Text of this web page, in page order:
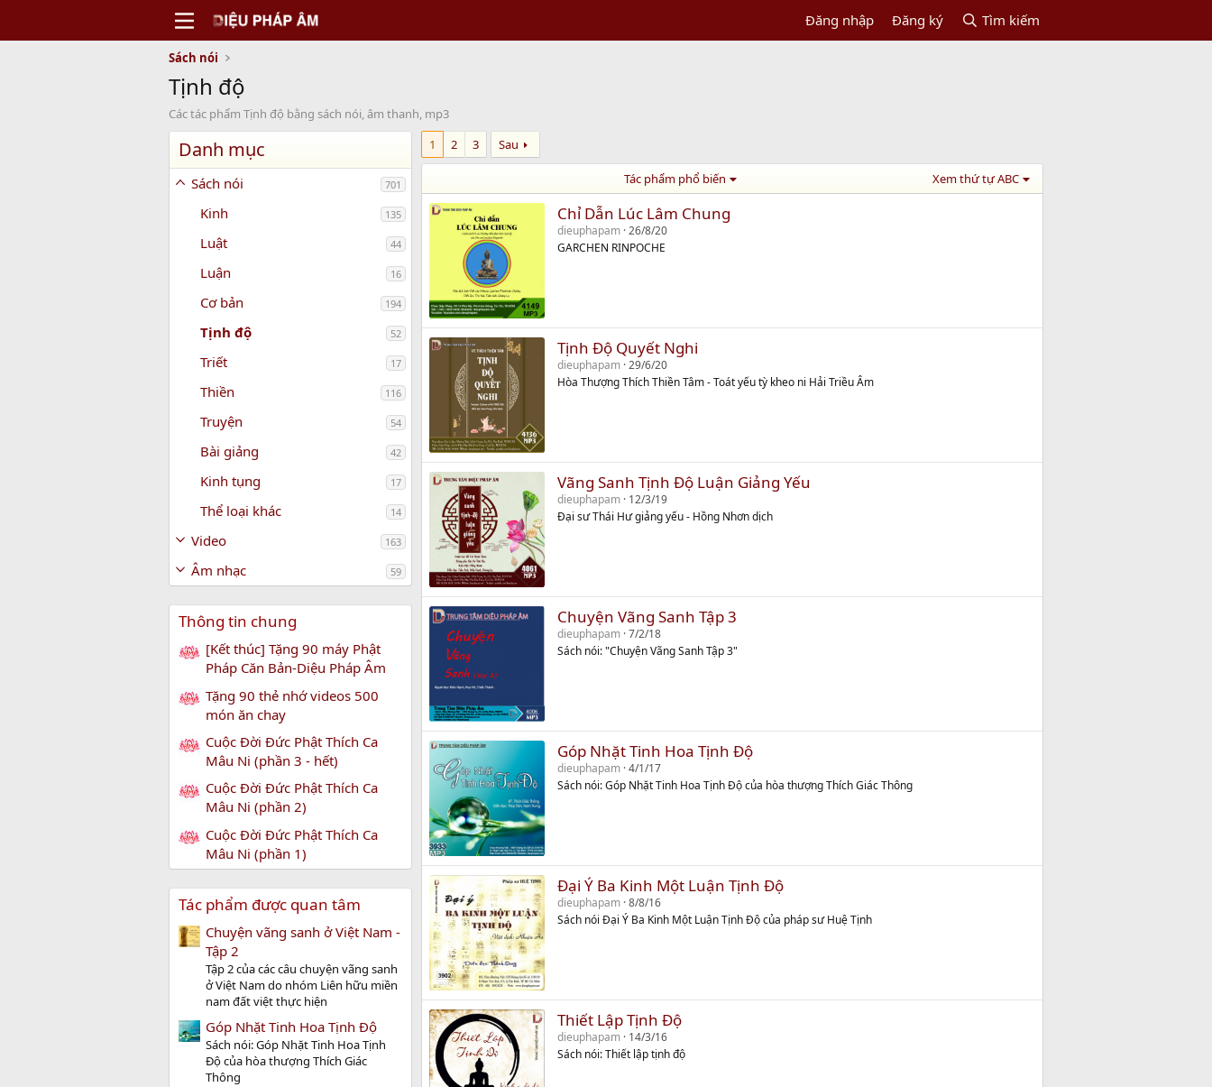
Đăng nhập Đăng ký Tìm kiếm
Sách nói
Tịnh độ
Các tác phẩm Tịnh độ bằng sách nói, âm thanh, mp3
Danh mục
Sách nói 701
Kinh 135
Luật 44
Luận 16
Cơ bản 194
Tịnh độ 52
Triết 17
Thiền 116
Truyện 54
Bài giảng 42
Kinh tụng 17
Thể loại khác 14
Video 163
Âm nhạc 59
Thông tin chung
[Kết thúc] Tặng 90 máy Phật
Pháp Căn Bản-Diệu Pháp Âm
Tặng 90 thẻ nhớ videos 500
món ăn chay
Cuộc Đời Đức Phật Thích Ca
Mâu Ni (phần 3 - hết)
Cuộc Đời Đức Phật Thích Ca
Mâu Ni (phần 2)
Cuộc Đời Đức Phật Thích Ca
Mâu Ni (phần 1)
Tác phẩm được quan tâm
Chuyện vãng sanh ở Việt Nam -
Tập 2
Tập 2 của các câu chuyện vãng sanh
ở Việt Nam do nhóm Liên hữu miền
nam đất việt thực hiện
Góp Nhặt Tinh Hoa Tịnh Độ
Sách nói: Góp Nhặt Tinh Hoa Tịnh
Độ của hòa thượng Thích Giác
Thông
1 2 3 Sau
Tác phẩm phổ biến Xem thứ tự ABC
Chỉ Dẫn Lúc Lâm Chung
dieuphapam 26/8/20
GARCHEN RINPOCHE
Tịnh Độ Quyết Nghi
dieuphapam 29/6/20
Hòa Thượng Thích Thiền Tâm - Toát yếu tỳ kheo ni Hải Triều Âm
Vãng Sanh Tịnh Độ Luận Giảng Yếu
dieuphapam 12/3/19
Đại sư Thái Hư giảng yếu - Hồng Nhơn dịch
Chuyện Vãng Sanh Tập 3
dieuphapam 7/2/18
Sách nói: "Chuyện Vãng Sanh Tập 3"
Góp Nhặt Tinh Hoa Tịnh Độ
dieuphapam 4/1/17
Sách nói: Góp Nhặt Tinh Hoa Tịnh Độ của hòa thượng Thích Giác Thông
Đại Ý Ba Kinh Một Luận Tịnh Độ
dieuphapam 8/8/16
Sách nói Đại Ý Ba Kinh Một Luận Tịnh Độ của pháp sư Huệ Tịnh
Thiết Lập Tịnh Độ
dieuphapam 14/3/16
Sách nói: Thiết lập tịnh độ